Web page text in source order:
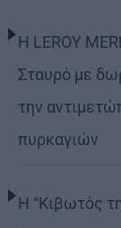
Η LEROY
Σταυρό με
την
πυρκαγιών
Η “Κιβωτός